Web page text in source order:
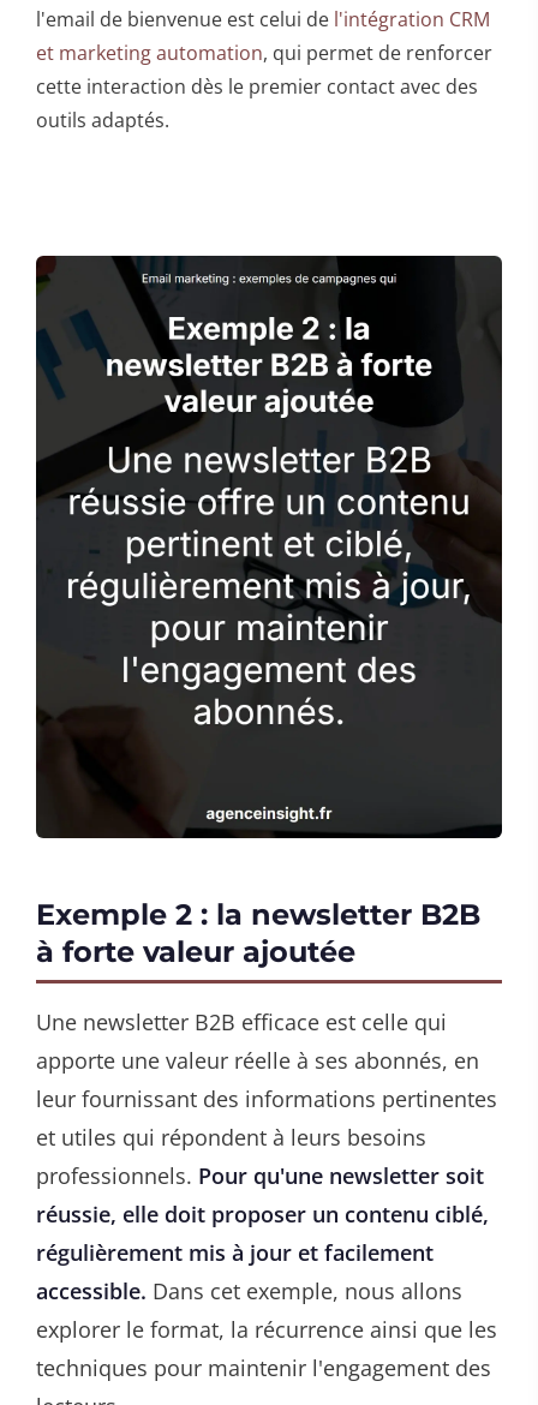
l'email de bienvenue est celui de l'intégration CRM
et marketing automation, qui permet de renforcer
cette interaction dès le premier contact avec des
outils adaptés.
Exemple 2 : la newsletter B2B
à forte valeur ajoutée
Une newsletter B2B efficace est celle qui
apporte une valeur réelle à ses abonnés, en
leur fournissant des informations pertinentes
et utiles qui répondent à leurs besoins
professionnels. Pour qu'une newsletter soit
réussie, elle doit proposer un contenu ciblé,
régulièrement mis à jour et facilement
accessible. Dans cet exemple, nous allons
explorer le format, la récurrence ainsi que les
techniques pour maintenir l'engagement des